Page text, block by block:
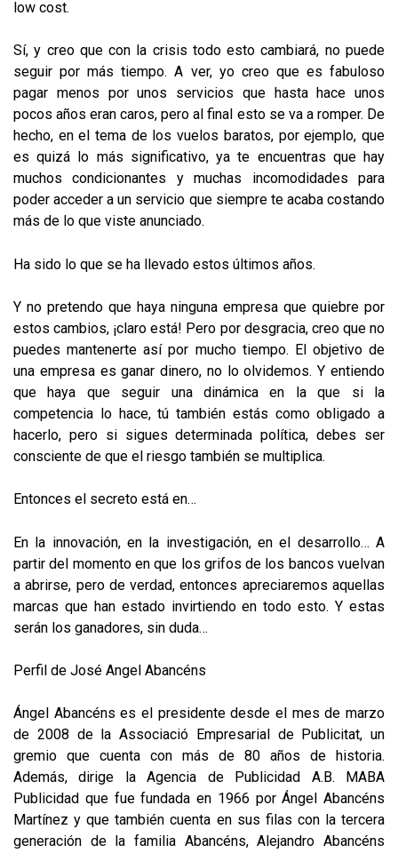
low cost.
Sí, y creo que con la crisis todo esto cambiará, no puede
seguir por más tiempo. A ver, yo creo que es fabuloso
pagar menos por unos servicios que hasta hace unos
pocos años eran caros, pero al final esto se va a romper. De
hecho, en el tema de los vuelos baratos, por ejemplo, que
es quizá lo más significativo, ya te encuentras que hay
muchos condicionantes y muchas incomodidades para
poder acceder a un servicio que siempre te acaba costando
más de lo que viste anunciado.
Ha sido lo que se ha llevado estos últimos años.
Y no pretendo que haya ninguna empresa que quiebre por
estos cambios, ¡claro está! Pero por desgracia, creo que no
puedes mantenerte así por mucho tiempo. El objetivo de
una empresa es ganar dinero, no lo olvidemos. Y entiendo
que haya que seguir una dinámica en la que si la
competencia lo hace, tú también estás como obligado a
hacerlo, pero si sigues determinada política, debes ser
consciente de que el riesgo también se multiplica.
Entonces el secreto está en…
En la innovación, en la investigación, en el desarrollo… A
partir del momento en que los grifos de los bancos vuelvan
a abrirse, pero de verdad, entonces apreciaremos aquellas
marcas que han estado invirtiendo en todo esto. Y estas
serán los ganadores, sin duda…
Perfil de José Angel Abancéns
Ángel Abancéns es el presidente desde el mes de marzo
de 2008 de la Associació Empresarial de Publicitat, un
gremio que cuenta con más de 80 años de historia.
Además, dirige la Agencia de Publicidad A.B. MABA
Publicidad que fue fundada en 1966 por Ángel Abancéns
Martínez y que también cuenta en sus filas con la tercera
generación de la familia Abancéns, Alejandro Abancéns